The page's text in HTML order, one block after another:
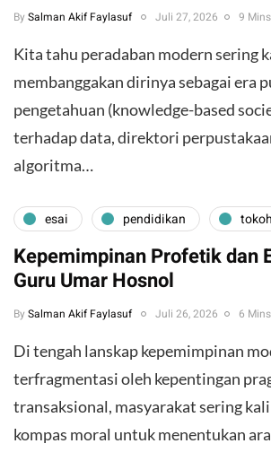
By Salman Akif Faylasuf Juli 27, 2026 9
Kita tahu peradaban modern sering
membanggakan dirinya sebagai era
pengetahuan (knowledge-based
terhadap data, direktori
algoritma…
esai pendidikan tokoh
Kepemimpinan Profetik dan
Guru Umar Hosnol
By Salman Akif Faylasuf Juli 26, 2026 6
Di tengah lanskap kepemimpinan
terfragmentasi oleh kepentingan
transaksional, masyarakat sering
kompas moral untuk menentukan